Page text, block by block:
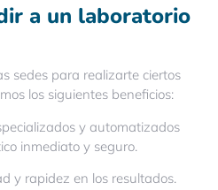
a un laboratorio
sedes para realizarte ciertos
los siguientes beneficios:
y automatizados
inmediato y seguro.
y rapidez en los resultados.